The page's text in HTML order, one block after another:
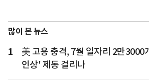
많이 본 뉴스
1
美 고용 충격, 7월 일자리 2만
인상' 제동 걸리나